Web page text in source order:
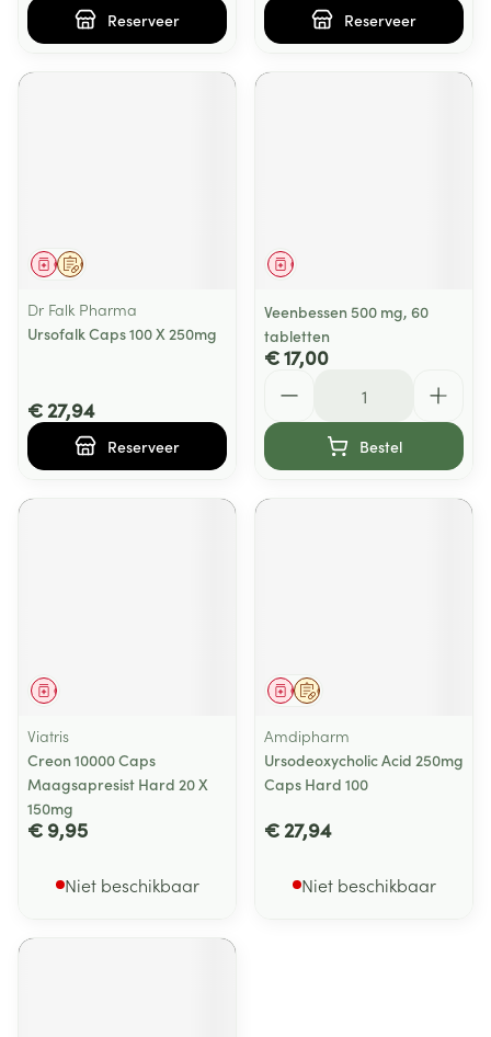
Reserveer Reserveer
Op voorschrift
Geneesmiddel
Dr Falk Pharma
Ursofalk Caps 100 X 250mg
€ 27,94
Reserveer
Geneesmiddel
Veenbessen 500 mg, 60
tabletten
€ 17,00
Bestel
Geneesmiddel
Viatris
Creon 10000 Caps
Maagsapresist Hard 20 X
150mg
€ 9,95
Niet beschikbaar
Op voorschrift
Geneesmiddel
Amdipharm
Ursodeoxycholic Acid 250mg
Caps Hard 100
€ 27,94
Niet beschikbaar